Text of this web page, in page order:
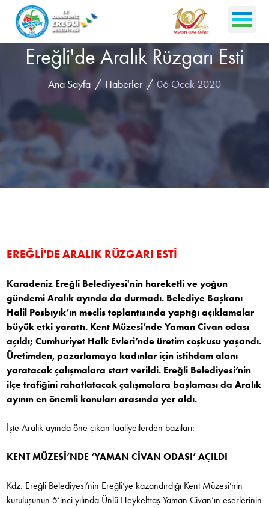
Ereğli'de Aralık Rüzgarı Esti
Ana Sayfa Haberler 06 Ocak 2020
EREĞLİ'DE ARALIK RÜZGARI ESTİ
Karadeniz Ereğli Belediyesi'nin hareketli ve yoğun
gündemi Aralık ayında da durmadı. Belediye Başkanı
Halil Posbıyık’ın meclis toplantısında yaptığı açıklamalar
büyük etki yarattı. Kent Müzesi’nde Yaman Civan odası
açıldı; Cumhuriyet Halk Evleri’nde üretim coşkusu yaşandı.
Üretimden, pazarlamaya kadınlar için istihdam alanı
yaratacak çalışmalara start verildi. Ereğli Belediyesi’nin
ilçe trafiğini rahatlatacak çalışmalara başlaması da Aralık
ayının en önemli konuları arasında yer aldı.
İşte Aralık ayında öne çıkan faaliyetlerden bazıları:
KENT MÜZESİ’NDE ‘YAMAN CİVAN ODASI’ AÇILDI
Kdz. Ereğli Belediyesi’nin Ereğli’ye kazandırdığı Kent Müzesi’nin
kuruluşunun 5’inci yılında Ünlü Heykeltraş Yaman Civan’ın eserlerinin